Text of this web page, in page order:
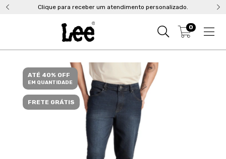
Clique para receber um atendimento personalizado.
0
ATÉ 40% OFF
EM QUANTIDADE
FRETE GRÁTIS